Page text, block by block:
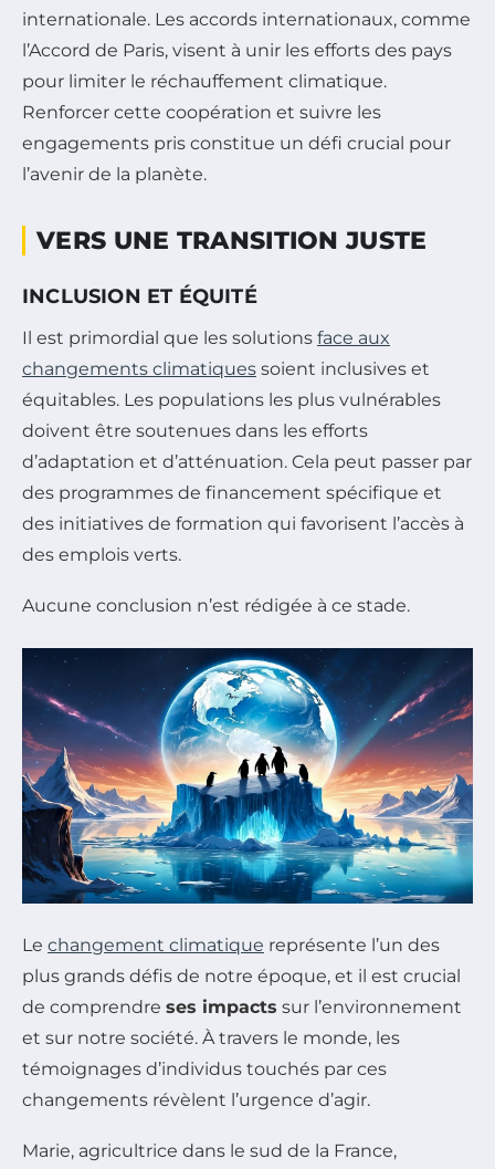
internationale. Les accords internationaux, comme
l’Accord de Paris, visent à unir les efforts des pays
pour limiter le réchauffement climatique.
Renforcer cette coopération et suivre les
engagements pris constitue un défi crucial pour
l’avenir de la planète.
VERS UNE TRANSITION JUSTE
INCLUSION ET ÉQUITÉ
Il est primordial que les solutions face aux
changements climatiques soient inclusives et
équitables. Les populations les plus vulnérables
doivent être soutenues dans les efforts
d’adaptation et d’atténuation. Cela peut passer par
des programmes de financement spécifique et
des initiatives de formation qui favorisent l’accès à
des emplois verts.
Aucune conclusion n’est rédigée à ce stade.
Le changement climatique représente l’un des
plus grands défis de notre époque, et il est crucial
de comprendre ses impacts sur l’environnement
et sur notre société. À travers le monde, les
témoignages d’individus touchés par ces
changements révèlent l’urgence d’agir.
Marie, agricultrice dans le sud de la France,